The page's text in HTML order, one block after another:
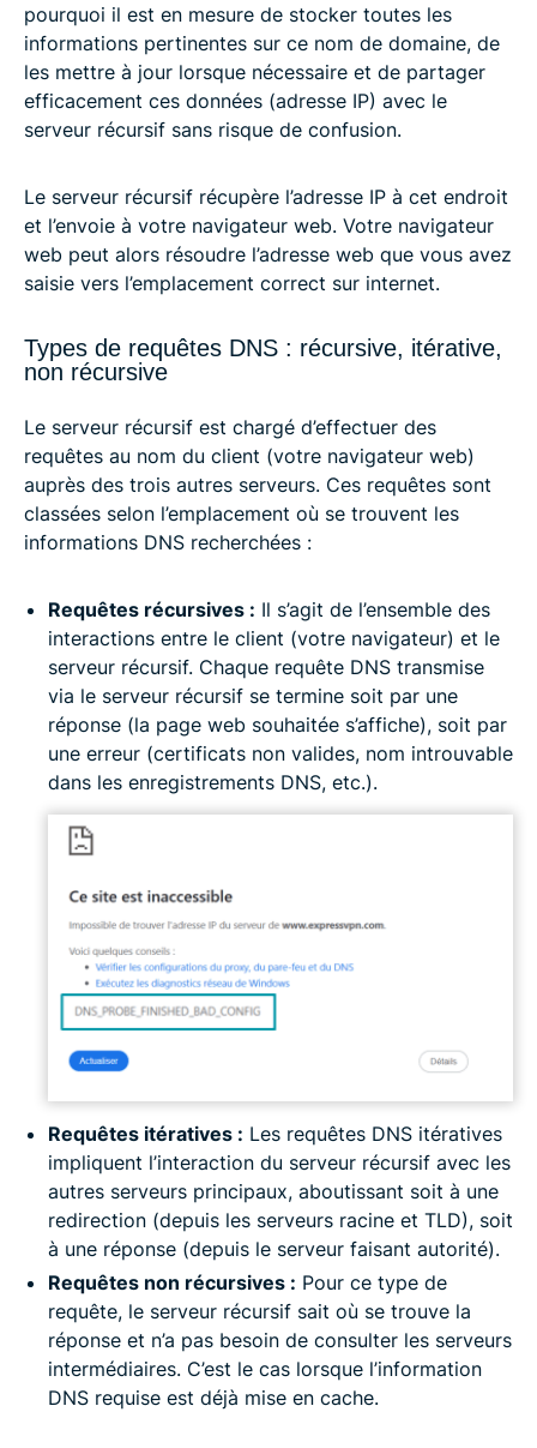
pourquoi il est en mesure de stocker toutes les
informations pertinentes sur ce nom de domaine, de
les mettre à jour lorsque nécessaire et de partager
efficacement ces données (adresse IP) avec le
serveur récursif sans risque de confusion.
Le serveur récursif récupère l’adresse IP à cet endroit
et l’envoie à votre navigateur web. Votre navigateur
web peut alors résoudre l’adresse web que vous avez
saisie vers l’emplacement correct sur internet.
Types de requêtes DNS : récursive, itérative,
non récursive
Le serveur récursif est chargé d’effectuer des
requêtes au nom du client (votre navigateur web)
auprès des trois autres serveurs. Ces requêtes sont
classées selon l’emplacement où se trouvent les
informations DNS recherchées :
Requêtes récursives : Il s’agit de l’ensemble des
interactions entre le client (votre navigateur) et le
serveur récursif. Chaque requête DNS transmise
via le serveur récursif se termine soit par une
réponse (la page web souhaitée s’affiche), soit par
une erreur (certificats non valides, nom introuvable
dans les enregistrements DNS, etc.).
Requêtes itératives : Les requêtes DNS itératives
impliquent l’interaction du serveur récursif avec les
autres serveurs principaux, aboutissant soit à une
redirection (depuis les serveurs racine et TLD), soit
à une réponse (depuis le serveur faisant autorité).
Requêtes non récursives : Pour ce type de
requête, le serveur récursif sait où se trouve la
réponse et n’a pas besoin de consulter les serveurs
intermédiaires. C’est le cas lorsque l’information
DNS requise est déjà mise en cache.